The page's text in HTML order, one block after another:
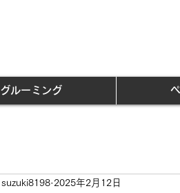
グルーミング
suzuki8198 2025年2月12日